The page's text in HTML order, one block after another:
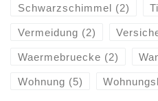
Schwarzschimmel (2)
Vermeidung (2)
Waermebruecke (2)
Wohnung (5)